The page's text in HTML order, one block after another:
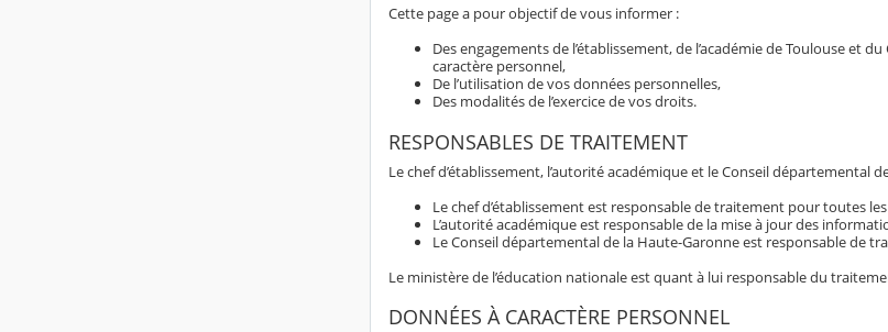
Cette page a pour objectif de vous informer :
Des engagements de l’établissement, de l’académie de Toulouse
caractère personnel,
De l’utilisation de vos données personnelles,
Des modalités de l’exercice de vos droits.
RESPONSABLES DE TRAITEMENT
Le chef d’établissement, l’autorité académique et le Conseil départemental
Le chef d’établissement est responsable de traitement pour toutes
L’autorité académique est responsable de la mise à jour des
Le Conseil départemental de la Haute-Garonne est responsable de
Le ministère de l’éducation nationale est quant à lui responsable du
DONNÉES À CARACTÈRE PERSONNEL